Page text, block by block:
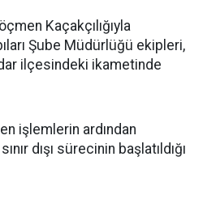
Kaçakçılığıyla
Şube Müdürlüğü ekipleri,
ilçesindeki ikametinde
işlemlerin ardından
dışı sürecinin başlatıldığı